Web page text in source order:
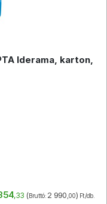
Iderama, karton,
,33 (Bruttó:2 990,00) Ft/db.